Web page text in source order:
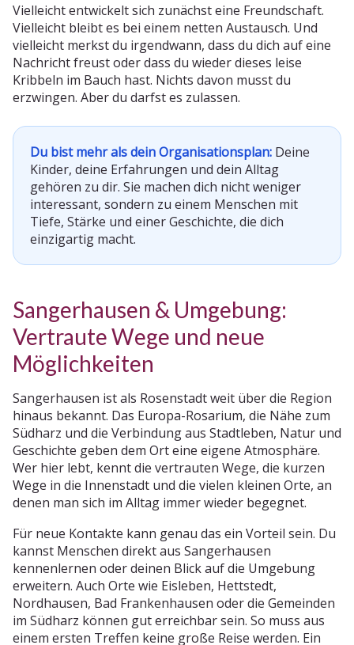
Vielleicht entwickelt sich zunächst eine Freundschaft.
Vielleicht bleibt es bei einem netten Austausch. Und
vielleicht merkst du irgendwann, dass du dich auf eine
Nachricht freust oder dass du wieder dieses leise
Kribbeln im Bauch hast. Nichts davon musst du
erzwingen. Aber du darfst es zulassen.
Du bist mehr als dein Organisationsplan: Deine
Kinder, deine Erfahrungen und dein Alltag
gehören zu dir. Sie machen dich nicht weniger
interessant, sondern zu einem Menschen mit
Tiefe, Stärke und einer Geschichte, die dich
einzigartig macht.
Sangerhausen & Umgebung:
Vertraute Wege und neue
Möglichkeiten
Sangerhausen ist als Rosenstadt weit über die Region
hinaus bekannt. Das Europa-Rosarium, die Nähe zum
Südharz und die Verbindung aus Stadtleben, Natur und
Geschichte geben dem Ort eine eigene Atmosphäre.
Wer hier lebt, kennt die vertrauten Wege, die kurzen
Wege in die Innenstadt und die vielen kleinen Orte, an
denen man sich im Alltag immer wieder begegnet.
Für neue Kontakte kann genau das ein Vorteil sein. Du
kannst Menschen direkt aus Sangerhausen
kennenlernen oder deinen Blick auf die Umgebung
erweitern. Auch Orte wie Eisleben, Hettstedt,
Nordhausen, Bad Frankenhausen oder die Gemeinden
im Südharz können gut erreichbar sein. So muss aus
einem ersten Treffen keine große Reise werden. Ein